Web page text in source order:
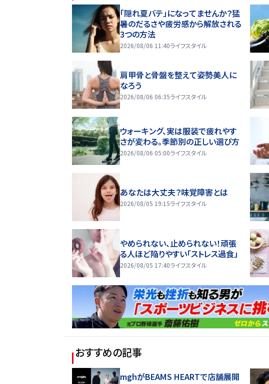
「隠れ夏バテ」になってませんか？猛
暑のだるさや疲労感から解放される
3つの方法
2026/08/06 11:40ライフスタイル
肩甲骨と骨盤を整えて姿勢美人に
なろう
2026/08/06 06:35ライフスタイル
ウォーキング、実は服装で疲れやす
さが変わる。季節別の正しい選び方
2026/08/06 05:00ライフスタイル
あなたは大丈夫？味覚障害とは
2026/08/05 19:15ライフスタイル
やめられない、止められない！頑張
る人ほど陥りやすい「ストレス過食」
2026/08/05 17:40ライフスタイル
おすすめの記事
mghがBEAMS HEARTで店舗展開